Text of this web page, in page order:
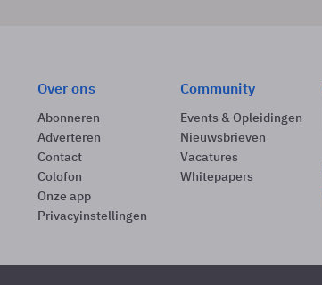
Over ons
Abonneren
Adverteren
Contact
Colofon
Onze app
Privacyinstellingen
Community
Events & Opleidingen
Nieuwsbrieven
Vacatures
Whitepapers